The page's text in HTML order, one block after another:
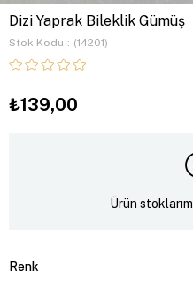
Dizi Yaprak Bileklik Gümüş
Stok Kodu (14201)
₺139,00
Ürün
Renk